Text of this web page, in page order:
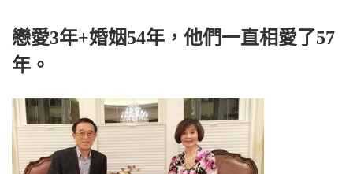
戀愛3年+婚姻54年，他們一直相愛了57
年。